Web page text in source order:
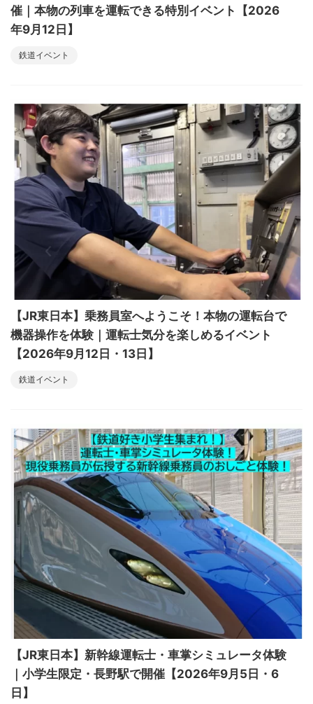
催｜本物の列車を運転できる特別イベント【2026
年9月12日】
鉄道イベント
【JR東日本】乗務員室へようこそ！本物の運転台で
機器操作を体験｜運転士気分を楽しめるイベント
【2026年9月12日・13日】
鉄道イベント
【JR東日本】新幹線運転士・車掌シミュレータ体験
｜小学生限定・長野駅で開催【2026年9月5日・6
日】